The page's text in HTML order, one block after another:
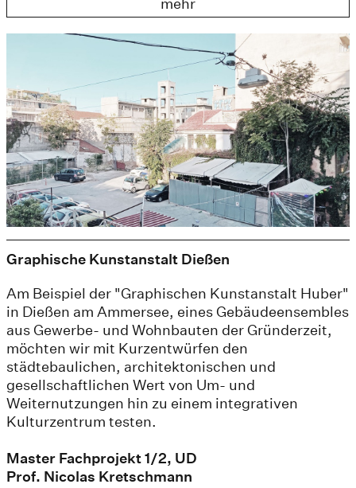
mehr
Graphische Kunstanstalt Dießen
Am Beispiel der "Graphischen Kunstanstalt Huber"
in Dießen am Ammersee, eines Gebäudeensembles
aus Gewerbe- und Wohnbauten der Gründerzeit,
möchten wir mit Kurzentwürfen den
städtebaulichen, architektonischen und
gesellschaftlichen Wert von Um- und
Weiternutzungen hin zu einem integrativen
Kulturzentrum testen.
Master Fachprojekt 1/2, UD
Prof. Nicolas Kretschmann